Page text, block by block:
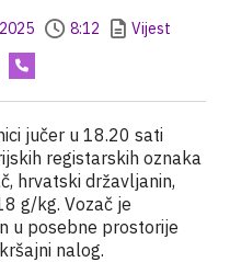
8:12 Vijest
jučer u 18.20 sati
registarskih oznaka
hrvatski državljanin,
g/kg. Vozač je
u posebne prostorije
nalog.